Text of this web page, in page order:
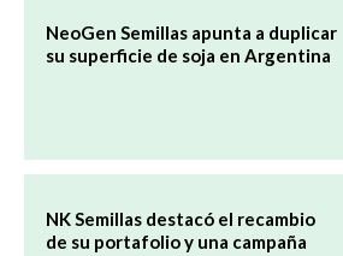
NeoGen Semillas apunta a duplicar
su superficie de soja en Argentina
NK Semillas destacó el recambio
de su portafolio y una campaña